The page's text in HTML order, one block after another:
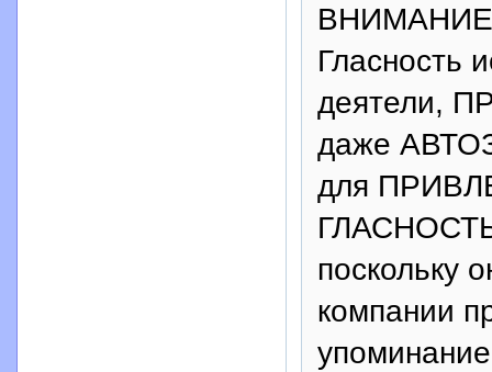
Гласность
деятели,
даже
для
поскольку
компании